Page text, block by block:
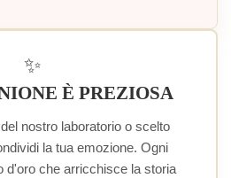
✨
È PREZIOSA
nostro laboratorio o scelto
la tua emozione. Ogni
d'oro che arricchisce la storia